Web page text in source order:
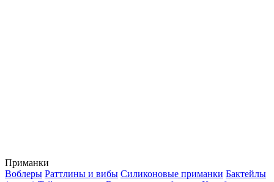
Приманки
Воблеры Раттлины и вибы Силиконовые приманки Бактейлы